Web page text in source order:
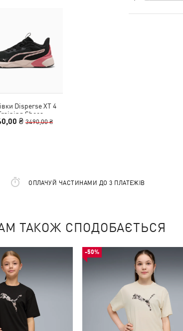
Disperse XT 4
Shoes
₴ 3490,00 ₴
ОПЛАЧУЙ ЧАСТИНАМИ ДО 3 ПЛАТЕЖІВ
ТАКОЖ СПОДОБАЄТЬСЯ
-50%